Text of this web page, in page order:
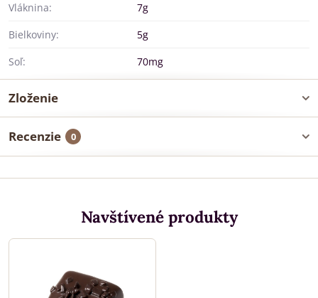
Vláknina:
7g
Bielkoviny:
5g
Soľ:
70mg
Zloženie
Recenzie 0
Navštívené produkty